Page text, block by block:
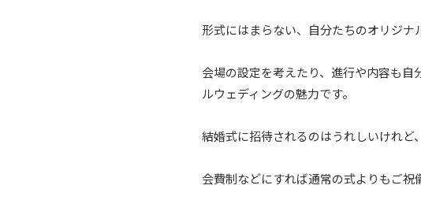
形式にはまらない、自分たちのオリジナ
会場の設定を考えたり、進行や内容も
ルウェディングの魅力です。
結婚式に招待されるのはうれしいけれど
会費制などにすれば通常の式よりもご祝